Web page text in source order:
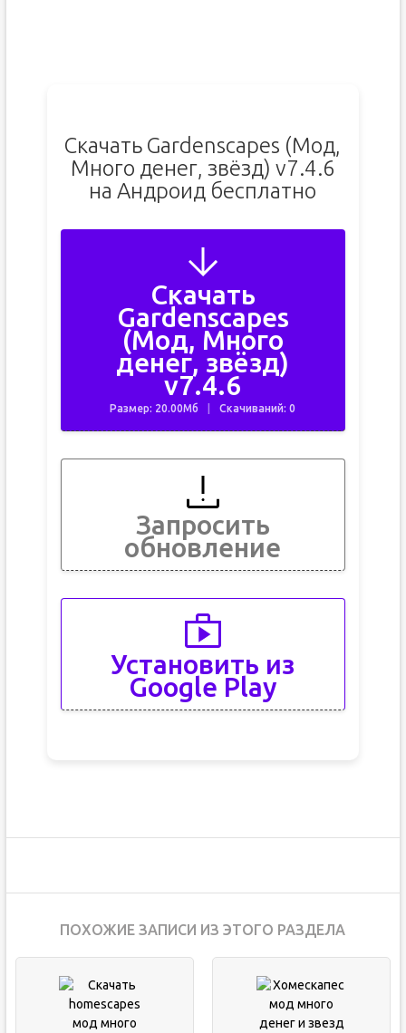
Скачать Gardenscapes (Мод,
Много денег, звёзд) v7.4.6
на Андроид бесплатно
Скачать
Gardenscapes
(Мод, Много
денег, звёзд)
v7.4.6
Размер: 20.00Мб Скачиваний: 0
Запросить
обновление
Установить из
Google Play
ПОХОЖИЕ ЗАПИСИ ИЗ ЭТОГО РАЗДЕЛА